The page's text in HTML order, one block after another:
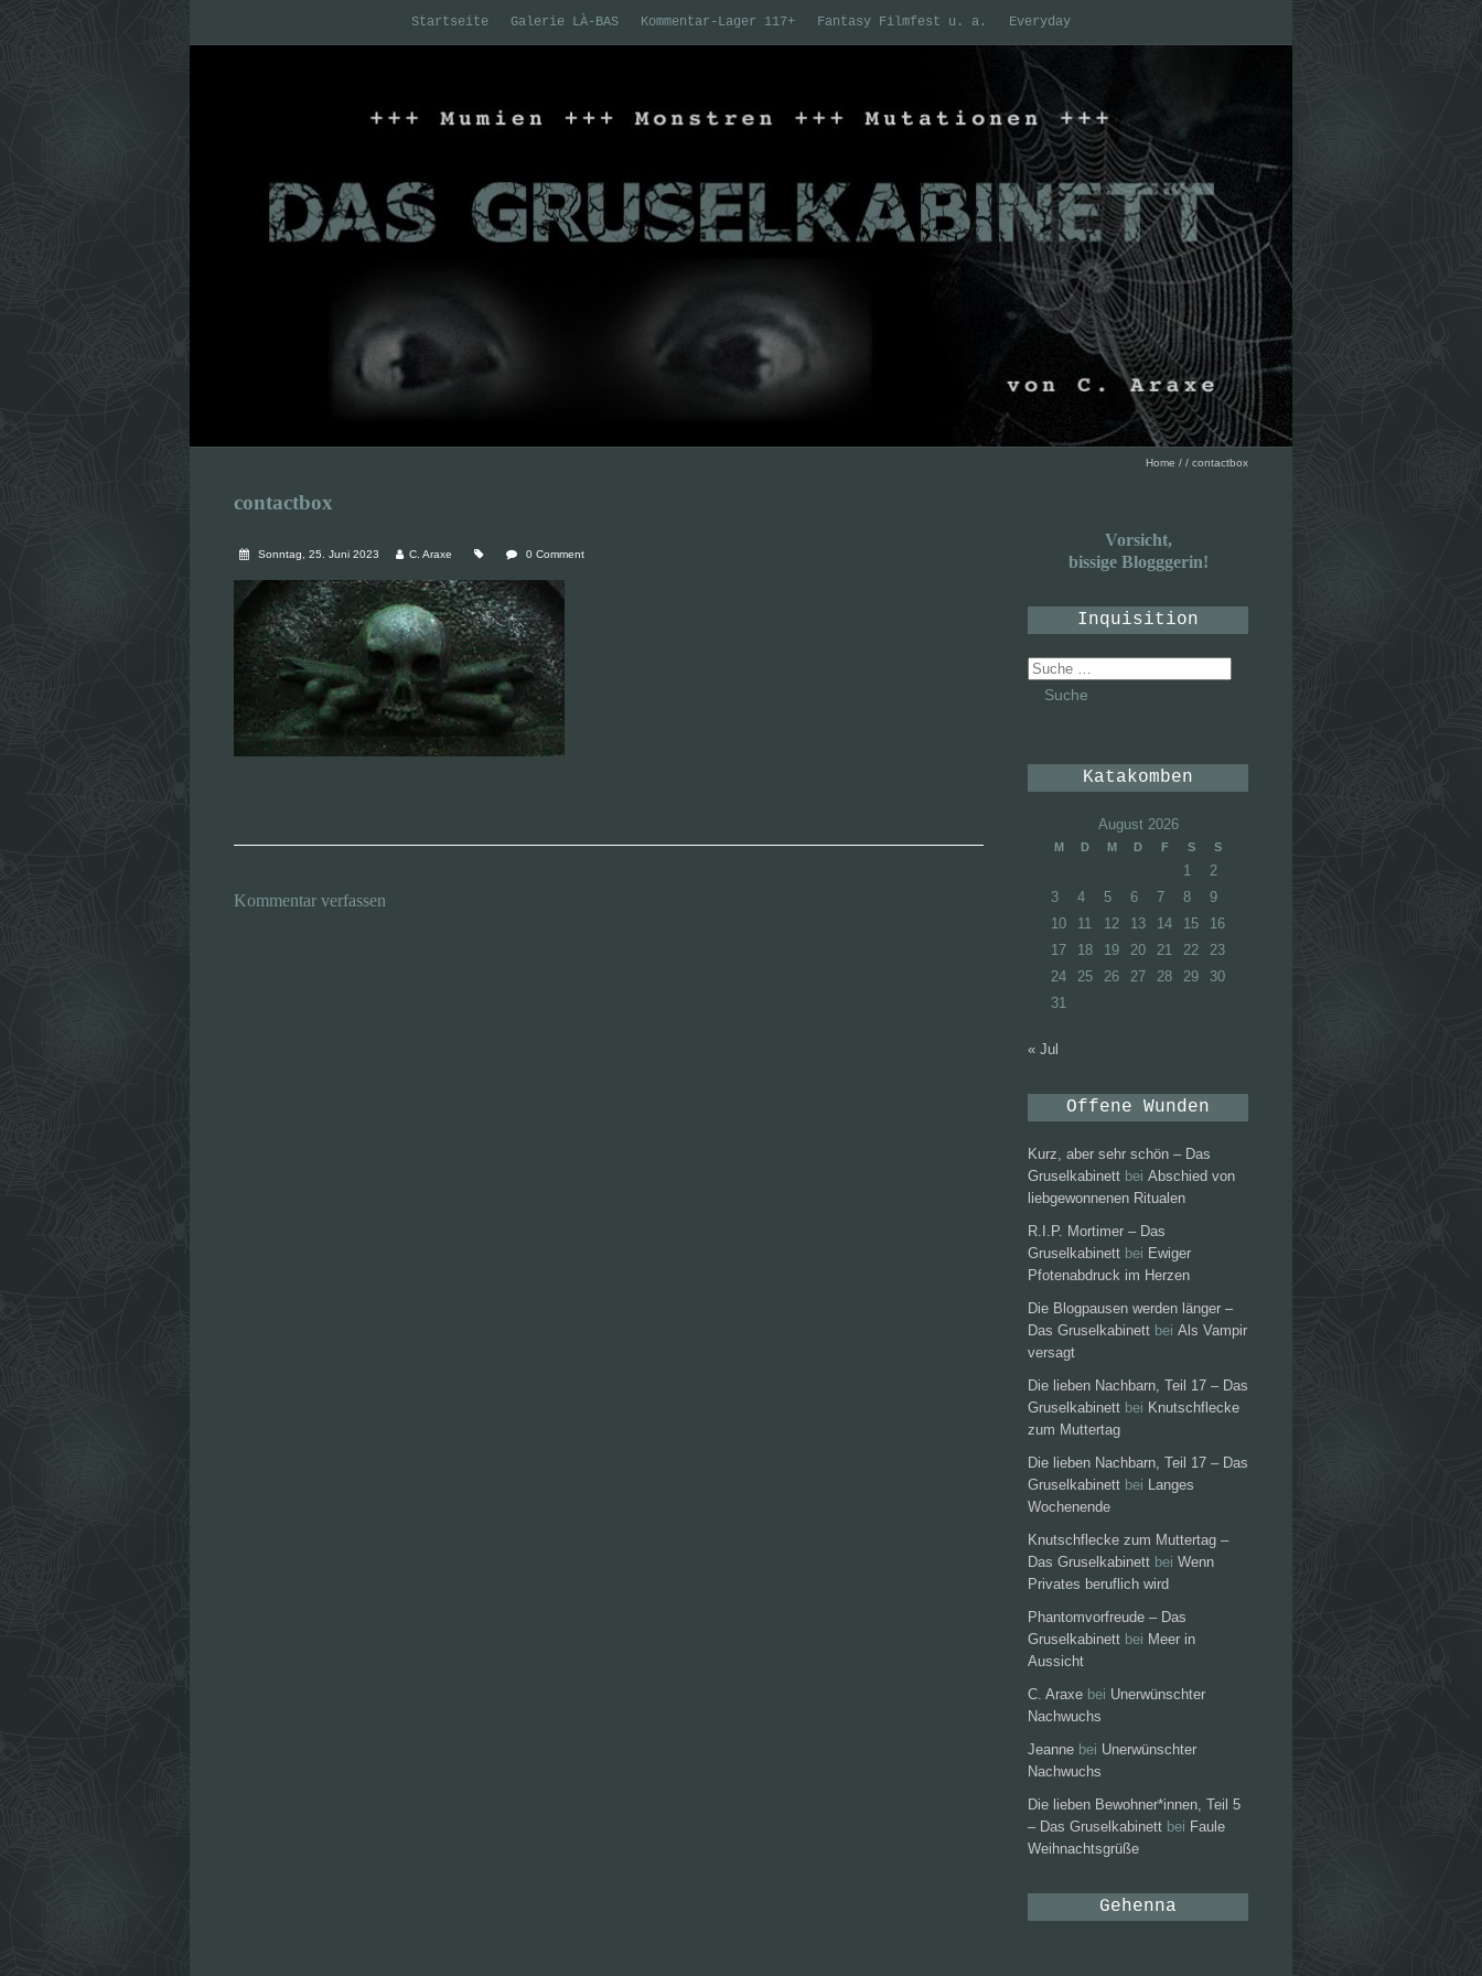
Startseite Galerie LÀ-BAS Kommentar-Lager 117+ Fantasy Filmfest u. a. Everyday
Home / / contactbox
contactbox
Sonntag, 25. Juni 2023 C. Araxe 0 Comment
Kommentar verfassen
Vorsicht,
bissige Blogggerin!
Inquisition
Suche
nach:
Katakomben
August 2026
M D M D F S S
1
2
3
4 5 6 7 8
9
10
11 12 13 14 15
16
17
18 19 20 21 22
23
24
25 26 27 28 29
30
31
« Jul
Offene Wunden
Kurz, aber sehr schön – Das
Gruselkabinett bei Abschied von
liebgewonnenen Ritualen
R.I.P. Mortimer – Das
Gruselkabinett bei Ewiger
Pfotenabdruck im Herzen
Die Blogpausen werden länger –
Das Gruselkabinett bei Als Vampir
versagt
Die lieben Nachbarn, Teil 17 – Das
Gruselkabinett bei Knutschflecke
zum Muttertag
Die lieben Nachbarn, Teil 17 – Das
Gruselkabinett bei Langes
Wochenende
Knutschflecke zum Muttertag –
Das Gruselkabinett bei Wenn
Privates beruflich wird
Phantomvorfreude – Das
Gruselkabinett bei Meer in
Aussicht
C. Araxe bei Unerwünschter
Nachwuchs
Jeanne bei Unerwünschter
Nachwuchs
Die lieben Bewohner*innen, Teil 5
– Das Gruselkabinett bei Faule
Weihnachtsgrüße
Gehenna